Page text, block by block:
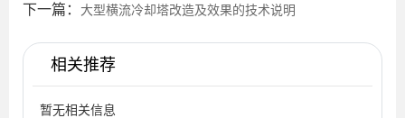
下一篇： 大型横流冷却塔改造及效果的技术说明
相关推荐
暂无相关信息